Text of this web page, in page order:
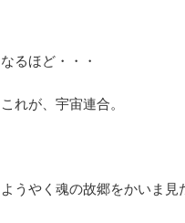
なるほど・・・
これが、宇宙連合。
ようやく魂の故郷をかいま見